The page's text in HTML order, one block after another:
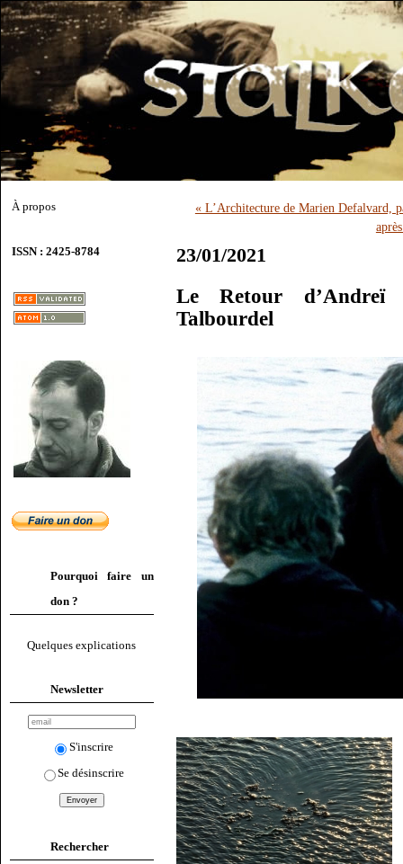
À propos
ISSN : 2425-8784
Pourquoi faire un
don ?
Quelques explications
Newsletter
S'inscrire
Se désinscrire
Rechercher
« L’Architecture de Marien Defalvard,
23/01/2021
Le Retour d’Andreï
Talbourdel